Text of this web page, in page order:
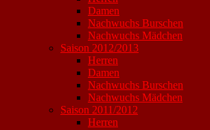
Damen
Nachwuchs Burschen
Nachwuchs Mädchen
Saison 2012/2013
Herren
Damen
Nachwuchs Burschen
Nachwuchs Mädchen
Saison 2011/2012
Herren